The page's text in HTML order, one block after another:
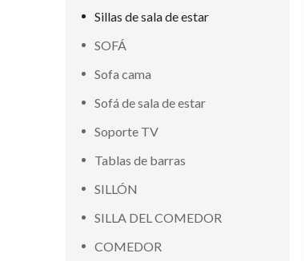
Sillas de sala de estar
SOFÁ
Sofa cama
Sofá de sala de estar
Soporte TV
Tablas de barras
SILLÓN
SILLA DEL COMEDOR
COMEDOR